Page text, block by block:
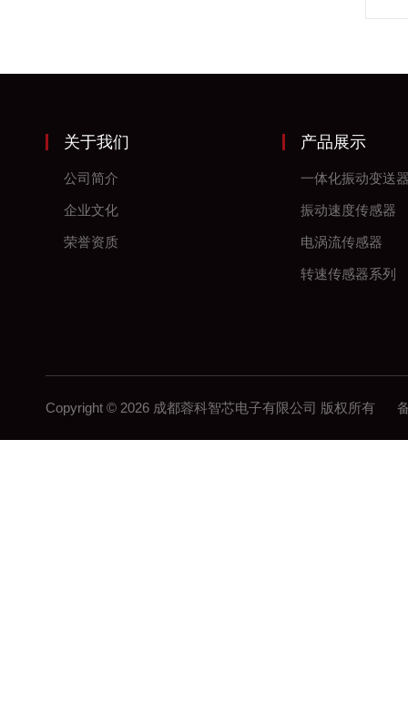
关于我们
公司简介
企业文化
荣誉资质
产品展示
一体化振动变送
振动速度传感器
电涡流传感器
转速传感器系列
Copyright © 2026 成都蓉科智芯电子有限公司 版权所有